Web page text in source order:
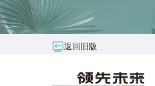
返回旧版